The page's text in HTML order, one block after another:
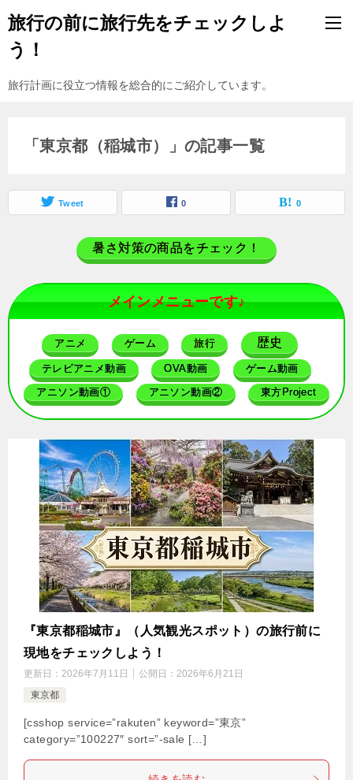
旅行の前に旅行先をチェックしよ
う！
旅行計画に役立つ情報を総合的にご紹介しています。
「東京都（稲城市）」の記事一覧
Tweet 0 0
暑さ対策の商品をチェック！
メインメニューです♪
アニメ ゲーム 旅行 歴史
テレビアニメ動画 OVA動画 ゲーム動画
アニソン動画① アニソン動画② 東方Project
『東京都稲城市』（人気観光スポット）の旅行前に
現地をチェックしよう！
更新日： 2026年7月11日 公開日： 2026年6月21日
東京都
[csshop service=”rakuten” keyword=”東京”
category=”100227″ sort=”-sale […]